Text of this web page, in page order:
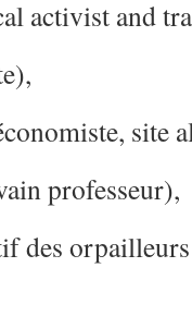
activist and
site
professeur),
des